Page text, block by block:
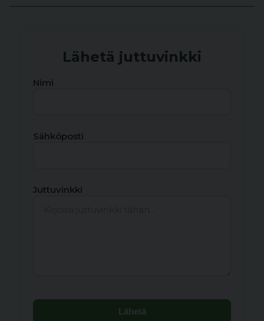
Lähetä juttuvinkki
Nimi
Sähköposti
Juttuvinkki
Lähetä